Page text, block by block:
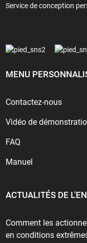
Service de conception
MENU
Contactez-nous
Vidéo de
FAQ
Manuel
ACTUALITÉS DE
Comment les
en conditions